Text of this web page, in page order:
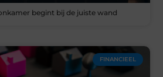
begint bij de juiste wand
FINANCIEEL